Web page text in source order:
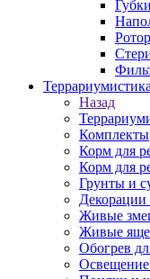
Губки
Террариумистика
Назад
Комплекты
Корм для
Корм для
Грунты и
Декорации
Живые
Живые
Обогрев
Освещение